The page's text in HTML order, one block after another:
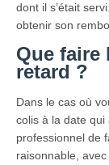
dont il s’était
obtenir son
Que faire
retard ?
Dans le cas où
colis à la date
professionnel de
raisonnable,